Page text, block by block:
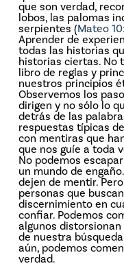
que son verdad,
lobos, las palomas
serpientes (Mateo
Aprender de
todas las historias
historias ciertas. No
libro de reglas y
nuestros principios
Observemos los
dirigen y no sólo lo
detrás de las
respuestas típicas
con mentiras que
que nos guíe a toda
No podemos
un mundo de
dejen de mentir.
personas que
discernimiento en
confiar. Podemos
algunos
de nuestra
aún, podemos
verdad.